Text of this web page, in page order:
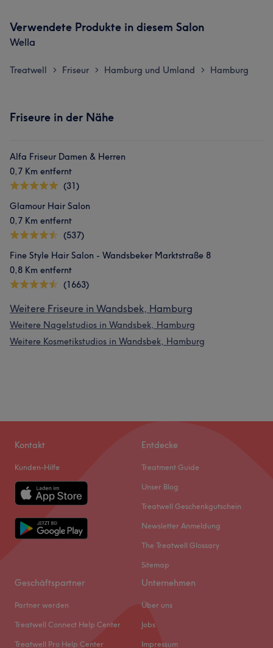
Verwendete Produkte in diesem Salon
Wella
Treatwell > Friseur > Hamburg und Umland > Hamburg
Friseure in der Nähe
Alfa Friseur Damen & Herren
0,7 Km entfernt
(31)
Glamour Hair Salon
0,7 Km entfernt
(537)
Fine Style Hair Salon - Wandsbeker Marktstraße 8
0,8 Km entfernt
(1663)
Weitere Friseure in Wandsbek, Hamburg
Weitere Nagelstudios in Wandsbek, Hamburg
Weitere Kosmetikstudios in Wandsbek, Hamburg
Kontakt
Kunden-Hilfe
Entdecke
Treatment Guide
Unser Blog
Treatwell Geschenkgutschein
Newsletter Anmeldung
The Treatwell Glossary
Sitemap
Geschäftspartner
Partner werden
Treatwell Connect Help Center
Treatwell Pro Help Center
Unternehmen
Über uns
Jobs
Impressum